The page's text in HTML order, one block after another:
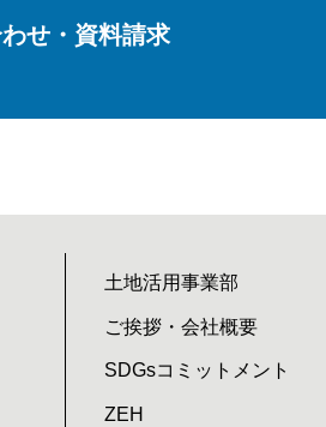
せ・資料請求
土地活用事業部
ご挨拶・会社概要
SDGsコミットメント
ZEH